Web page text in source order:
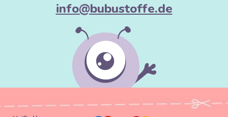
info@bubustoffe.de